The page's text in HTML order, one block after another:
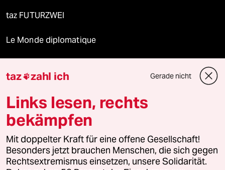
taz FUTURZWEI
Le Monde diplomatique
Mehr taz Angebote
Reisen
Kantine
taz zahl ich Gerade nicht
Links lesen, rechts
bekämpfen
Mit doppelter Kraft für eine offene Gesellschaft!
Besonders jetzt brauchen Menschen, die sich gegen
Rechtsextremismus einsetzen, unsere Solidarität.